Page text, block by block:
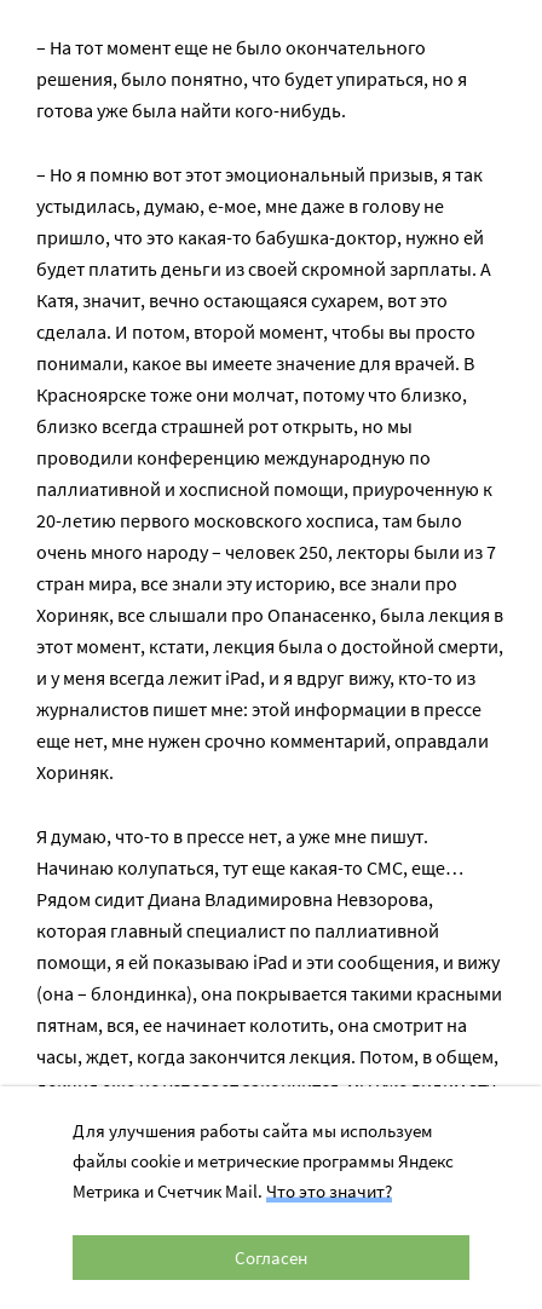
– На тот момент еще не было окончательного
решения, было понятно, что будет упираться, но я
готова уже была найти кого-нибудь.
– Но я помню вот этот эмоциональный призыв, я так
устыдилась, думаю, е-мое, мне даже в голову не
пришло, что это какая-то бабушка-доктор, нужно ей
будет платить деньги из своей скромной зарплаты. А
Катя, значит, вечно остающаяся сухарем, вот это
сделала. И потом, второй момент, чтобы вы просто
понимали, какое вы имеете значение для врачей. В
Красноярске тоже они молчат, потому что близко,
близко всегда страшней рот открыть, но мы
проводили конференцию международную по
паллиативной и хосписной помощи, приуроченную к
20-летию первого московского хосписа, там было
очень много народу – человек 250, лекторы были из 7
стран мира, все знали эту историю, все знали про
Хориняк, все слышали про Опанасенко, была лекция в
этот момент, кстати, лекция была о достойной смерти,
и у меня всегда лежит iPad, и я вдруг вижу, кто-то из
журналистов пишет мне: этой информации в прессе
еще нет, мне нужен срочно комментарий, оправдали
Хориняк.
Я думаю, что-то в прессе нет, а уже мне пишут.
Начинаю колупаться, тут еще какая-то СМС, еще…
Рядом сидит Диана Владимировна Невзорова,
которая главный специалист по паллиативной
помощи, я ей показываю iPad и эти сообщения, и вижу
(она – блондинка), она покрывается такими красными
пятнам, вся, ее начинает колотить, она смотрит на
часы, ждет, когда закончится лекция. Потом, в общем,
лекция еще не успевает закончится, мы уже видим эту
новость, я вижу, что у Дианы в глазах слезы, даже
вспоминать не могу… В общем, когда закончилась эта
лекция, мы не даем народу пооплодировать и задать
аплодировали невероятно, потому что это очень
Для улучшения работы сайта мы используем
файлы cookie и метрические программы Яндекс
Метрика и Счетчик Mail. Что это значит?
Согласен